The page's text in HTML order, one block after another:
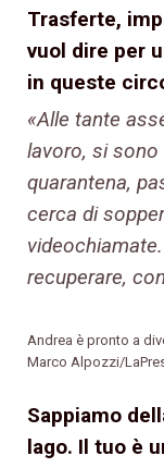
Trasferte,
vuol dire per
in queste
«Alle tante
lavoro, si
quarantena,
cerca di
recuperare,
Andrea è pronto a
Marco Alpozzi/
Sappiamo
lago. Il tuo è